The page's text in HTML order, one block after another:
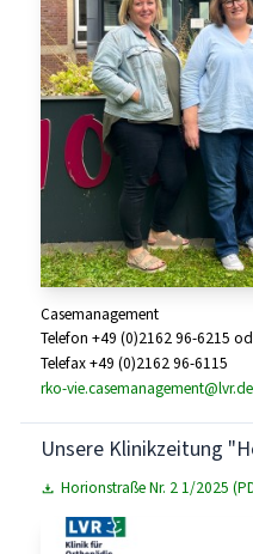
Casemanagement
Telefon +49 (0)2162 96-6215
Telefax +49 (0)2162 96-6115
rko-vie.casemanagement@lvr.de
Unsere Klinikzeitung
Horionstraße Nr. 2 1/2025